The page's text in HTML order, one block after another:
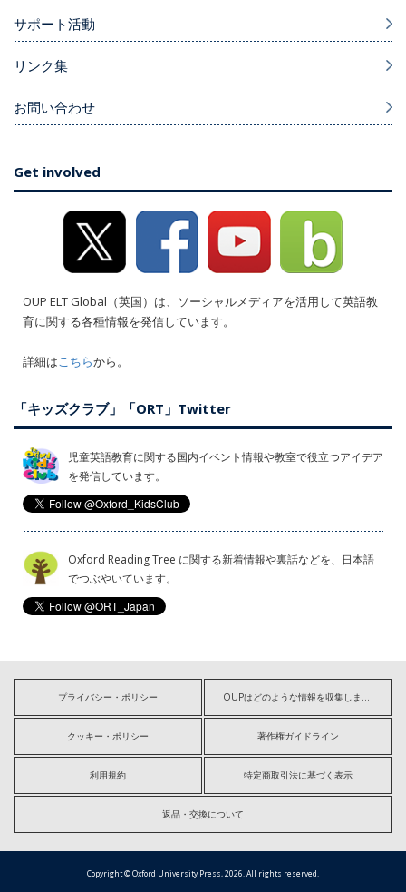
サポート活動
リンク集
お問い合わせ
Get involved
OUP ELT Global（英国）は、ソーシャルメディアを活用して英語教
育に関する各種情報を発信しています。
詳細はこちらから。
「キッズクラブ」「ORT」Twitter
児童英語教育に関する国内イベント情報や教室で役立つアイデア
を発信しています。
Oxford Reading Tree に関する新着情報や裏話などを、日本語
でつぶやいています。
プライバシー・ポリシー OUPはどのような情報を収集しますか?
クッキー・ポリシー 著作権ガイドライン
利用規約 特定商取引法に基づく表示
返品・交換について
Copyright © Oxford University Press, 2026. All rights reserved.